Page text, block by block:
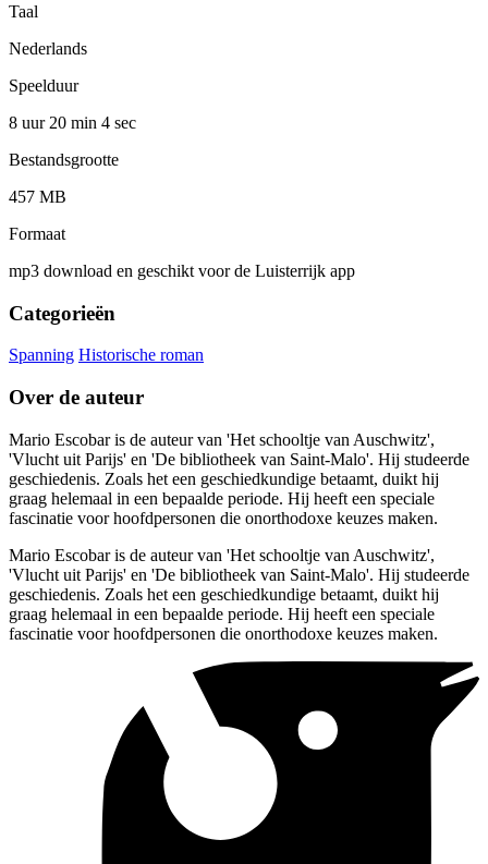
Taal
Nederlands
Speelduur
8 uur 20 min 4 sec
Bestandsgrootte
457 MB
Formaat
mp3 download en geschikt voor de Luisterrijk app
Categorieën
Spanning Historische roman
Over de auteur
Mario Escobar is de auteur van 'Het schooltje van Auschwitz',
'Vlucht uit Parijs' en 'De bibliotheek van Saint-Malo'. Hij studeerde
geschiedenis. Zoals het een geschiedkundige betaamt, duikt hij
graag helemaal in een bepaalde periode. Hij heeft een speciale
fascinatie voor hoofdpersonen die onorthodoxe keuzes maken.
Mario Escobar is de auteur van 'Het schooltje van Auschwitz',
'Vlucht uit Parijs' en 'De bibliotheek van Saint-Malo'. Hij studeerde
geschiedenis. Zoals het een geschiedkundige betaamt, duikt hij
graag helemaal in een bepaalde periode. Hij heeft een speciale
fascinatie voor hoofdpersonen die onorthodoxe keuzes maken.